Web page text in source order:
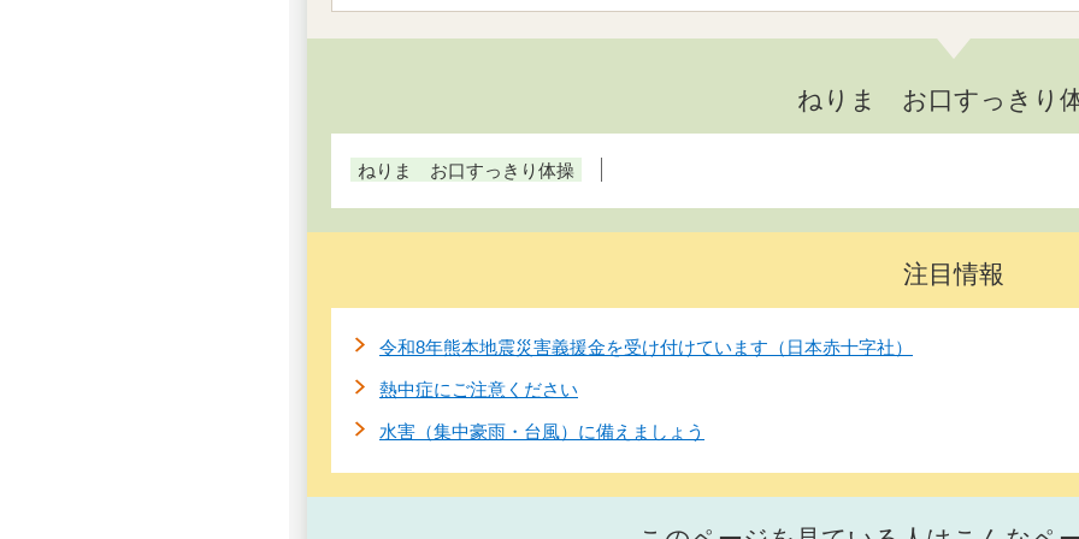
ねりま お口すっきり
ねりま お口すっきり体操
注目情報
令和8年熊本地震災害義援金を受け付けています（日本赤十字社）
熱中症にご注意ください
水害（集中豪雨・台風）に備えましょう